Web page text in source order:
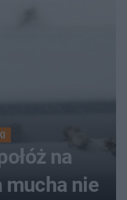
na
mucha nie